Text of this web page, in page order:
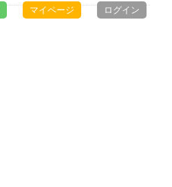
マイページ ログイン